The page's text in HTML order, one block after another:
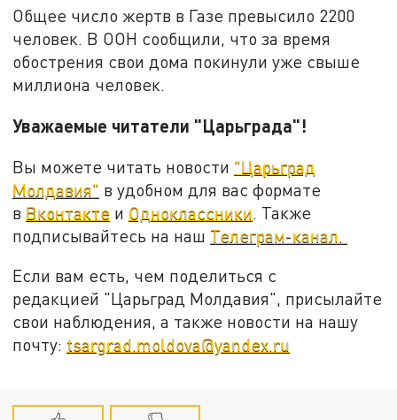
Общее число жертв в Газе превысило 2200
человек. В ООН сообщили, что за время
обострения свои дома покинули уже свыше
миллиона человек.
Уважаемые читатели "Царьграда"!
Вы можете читать новости "Царьград
Молдавия" в удобном для вас формате
в Вконтакте и Одноклассники. Также
подписывайтесь на наш Телеграм-канал.
Если вам есть, чем поделиться с
редакцией "Царьград Молдавия", присылайте
свои наблюдения, а также новости на нашу
почту: tsargrad.moldova@yandex.ru